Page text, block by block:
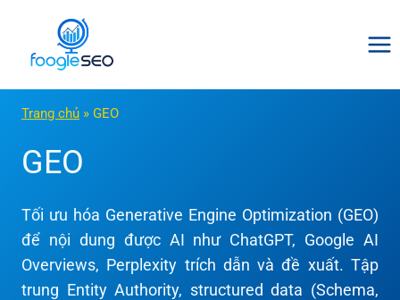
content
Trang chủ » GEO
GEO
Tối ưu hóa Generative Engine Optimization (GEO)
để nội dung được AI như ChatGPT, Google AI
Overviews, Perplexity trích dẫn và đề xuất. Tập
trung Entity Authority, structured data (Schema,